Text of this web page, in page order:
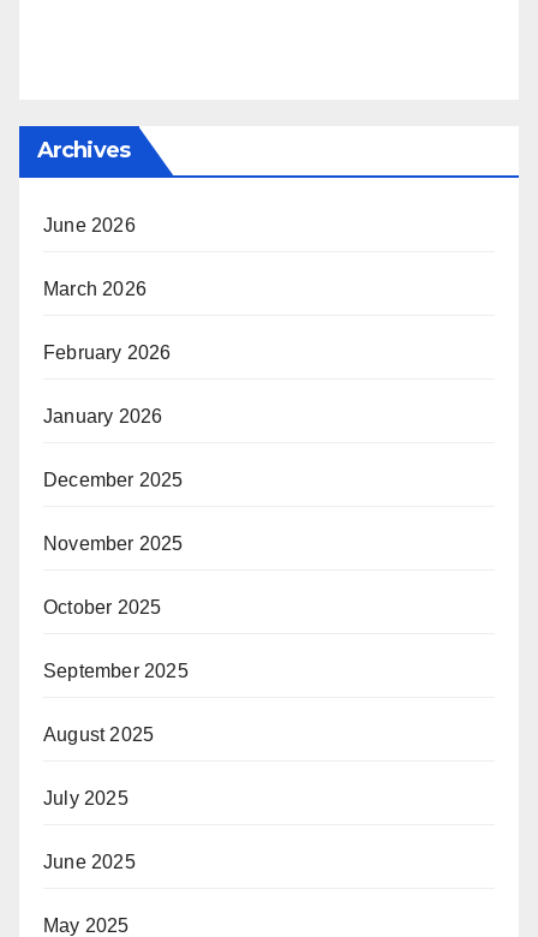
Archives
June 2026
March 2026
February 2026
January 2026
December 2025
November 2025
October 2025
September 2025
August 2025
July 2025
June 2025
May 2025